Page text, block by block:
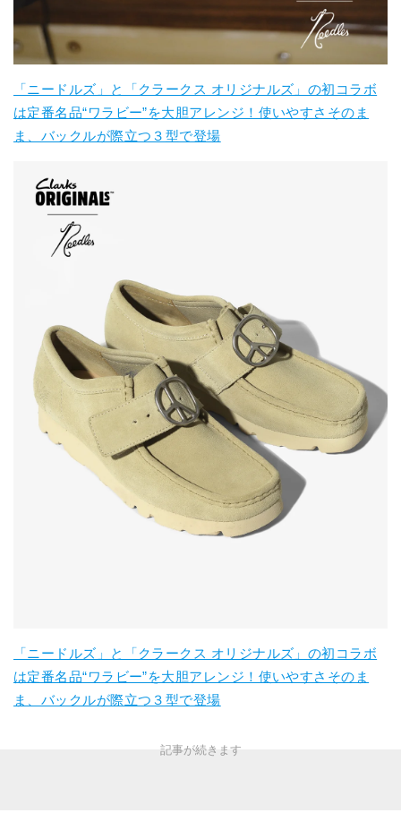
「ニードルズ」と「クラークス オリジナルズ」の初コラボ
は定番名品“ワラビー”を大胆アレンジ！使いやすさそのま
ま、バックルが際立つ３型で登場
「ニードルズ」と「クラークス オリジナルズ」の初コラボ
は定番名品“ワラビー”を大胆アレンジ！使いやすさそのま
ま、バックルが際立つ３型で登場